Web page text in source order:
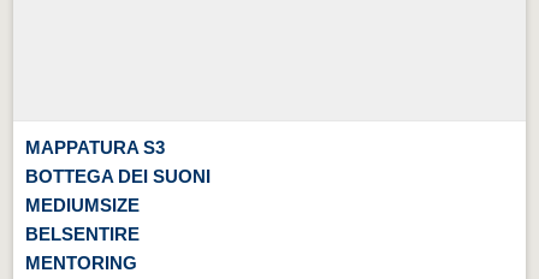
MAPPATURA S3
BOTTEGA DEI SUONI
MEDIUMSIZE
BELSENTIRE
MENTORING